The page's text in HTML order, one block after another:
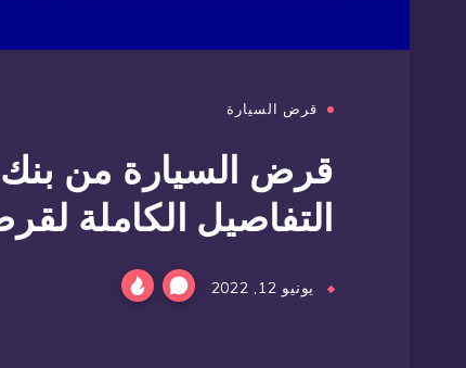
قرض السيارة
قرض السيارة من
التفاصيل الكاملة لقرض
يونيو 12, 2022